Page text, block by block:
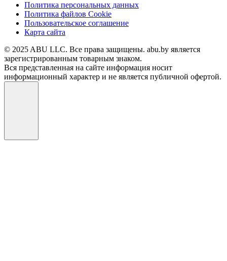
Политика персональных данных
Политика файлов Cookie
Пользовательское соглашение
Карта сайта
© 2025 ABU LLC. Все права защищены. abu.by является
зарегистрированным товарным знаком.
Вся представленная на сайте информация носит
информационный характер и не является публичной офертой.